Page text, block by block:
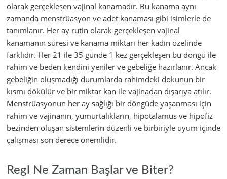
olarak gerçekleşen vajinal kanamadır. Bu kanama aynı
zamanda menstrüasyon ve adet kanaması gibi isimlerle de
tanımlanır. Her ay rutin olarak gerçekleşen vajinal
kanamanın süresi ve kanama miktarı her kadın özelinde
farklıdır. Her 21 ile 35 günde 1 kez gerçekleşen bu döngü ile
rahim ve beden kendini yeniler ve gebeliğe hazırlanır. Ancak
gebeliğin oluşmadığı durumlarda rahimdeki dokunun bir
kısmı dökülür ve bir miktar kan ile vajinadan dışarıya atılır.
Menstrüasyonun her ay sağlığı bir döngüde yaşanması için
rahim ve vajinanın, yumurtalıkların, hipotalamus ve hipofiz
bezinden oluşan sistemlerin düzenli ve birbiriyle uyum içinde
çalışması son derece önemlidir.
Regl Ne Zaman Başlar ve Biter?